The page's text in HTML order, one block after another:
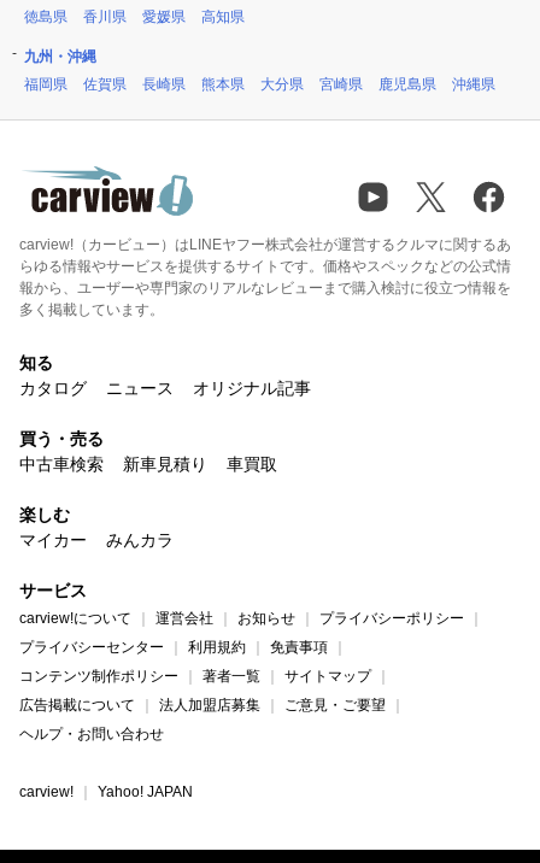
徳島県
香川県 愛媛県 高知県
九州・沖縄
福岡県
佐賀県 長崎県 熊本県 大分県 宮崎県 鹿児島県 沖縄県
carview!（カービュー）はLINEヤフー株式会社が運営するクルマに関するあ
らゆる情報やサービスを提供するサイトです。価格やスペックなどの公式情
報から、ユーザーや専門家のリアルなレビューまで購入検討に役立つ情報を
多く掲載しています。
知る
カタログ
ニュース オリジナル記事
買う・売る
中古車検索
新車見積り 車買取
楽しむ
マイカー
みんカラ
サービス
carview!について 運営会社 お知らせ
プライバシーポリシー
プライバシーセンター
利用規約
免責事項
コンテンツ制作ポリシー
著者一覧
サイトマップ
広告掲載について
法人加盟店募集
ご意見・ご要望
ヘルプ・お問い合わせ
carview! Yahoo! JAPAN